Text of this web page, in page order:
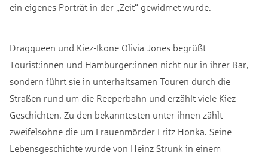
ein eigenes Porträt in der „Zeit“ gewidmet wurde.
Dragqueen und Kiez-Ikone Olivia Jones begrüßt
Tourist:innen und Hamburger:innen nicht nur in ihrer Bar,
sondern führt sie in unterhaltsamen Touren durch die
Straßen rund um die Reeperbahn und erzählt viele Kiez-
Geschichten. Zu den bekanntesten unter ihnen zählt
zweifelsohne die um Frauenmörder Fritz Honka. Seine
Lebensgeschichte wurde von Heinz Strunk in einem